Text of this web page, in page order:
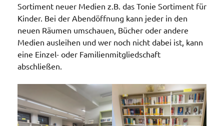
Sortiment neuer Medien z.B. das Tonie Sortiment für
Kinder. Bei der Abendöffnung kann jeder in den
neuen Räumen umschauen, Bücher oder andere
Medien ausleihen und wer noch nicht dabei ist, kann
eine Einzel- oder Familienmitgliedschaft
abschließen.